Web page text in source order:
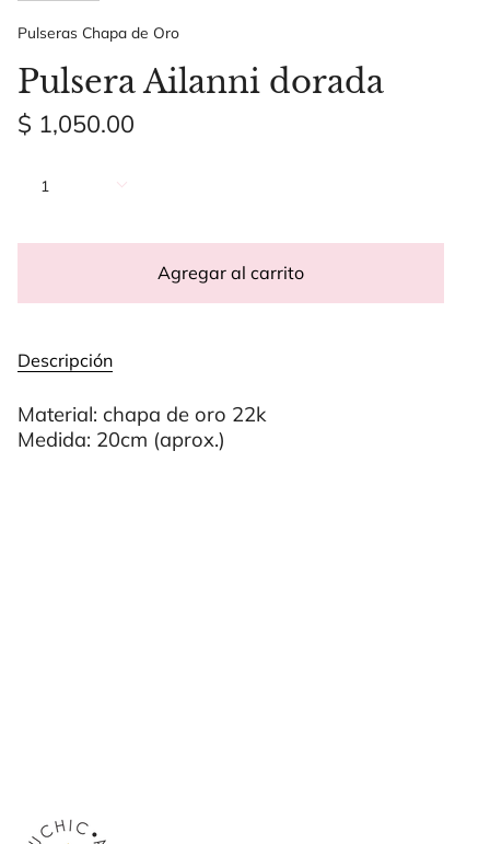
Pulseras Chapa de Oro
Pulsera Ailanni dorada
$ 1,050.00
1
Agregar al carrito
Descripción
Material: chapa de oro 22k
Medida: 20cm (aprox.)